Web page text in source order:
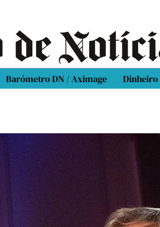
Barómetro DN / Aximage Dinheiro